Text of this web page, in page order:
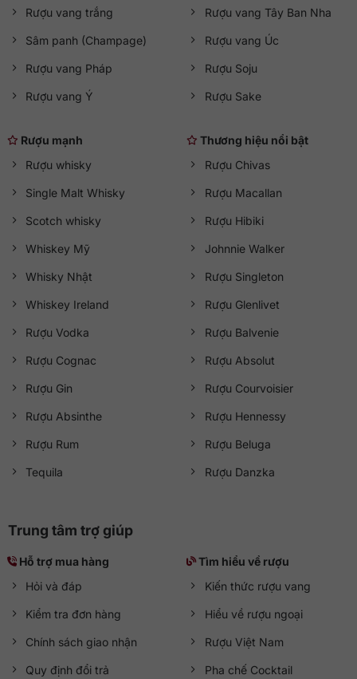
Rượu vang trắng
Sâm panh (Champage)
Rượu vang Pháp
Rượu vang Ý
Rượu vang Tây Ban Nha
Rượu vang Úc
Rượu Soju
Rượu Sake
Rượu mạnh
Rượu whisky
Single Malt Whisky
Scotch whisky
Whiskey Mỹ
Whisky Nhật
Whiskey Ireland
Rượu Vodka
Rượu Cognac
Rượu Gin
Rượu Absinthe
Rượu Rum
Tequila
Thương hiệu nổi bật
Rượu Chivas
Rượu Macallan
Rượu Hibiki
Johnnie Walker
Rượu Singleton
Rượu Glenlivet
Rượu Balvenie
Rượu Absolut
Rượu Courvoisier
Rượu Hennessy
Rượu Beluga
Rượu Danzka
Trung tâm trợ giúp
Hỗ trợ mua hàng
Hỏi và đáp
Kiểm tra đơn hàng
Chính sách giao nhận
Quy định đổi trả
Tìm hiểu về rượu
Kiến thức rượu vang
Hiểu về rượu ngoại
Rượu Việt Nam
Pha chế Cocktail